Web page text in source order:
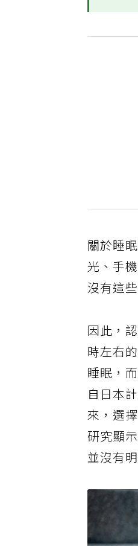
關於睡
光、手
沒有這
因此，
時左右
睡眠，
自日本
來，選
研究顯
並沒有